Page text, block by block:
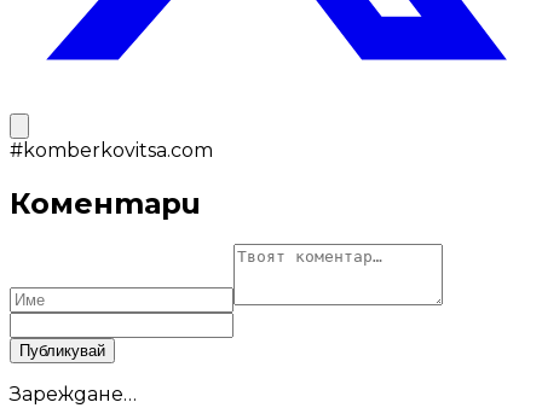
#komberkovitsa.com
Коментари
Публикувай
Зареждане…